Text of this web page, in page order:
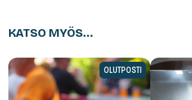
KATSO MYÖS...
OLUTPOSTI